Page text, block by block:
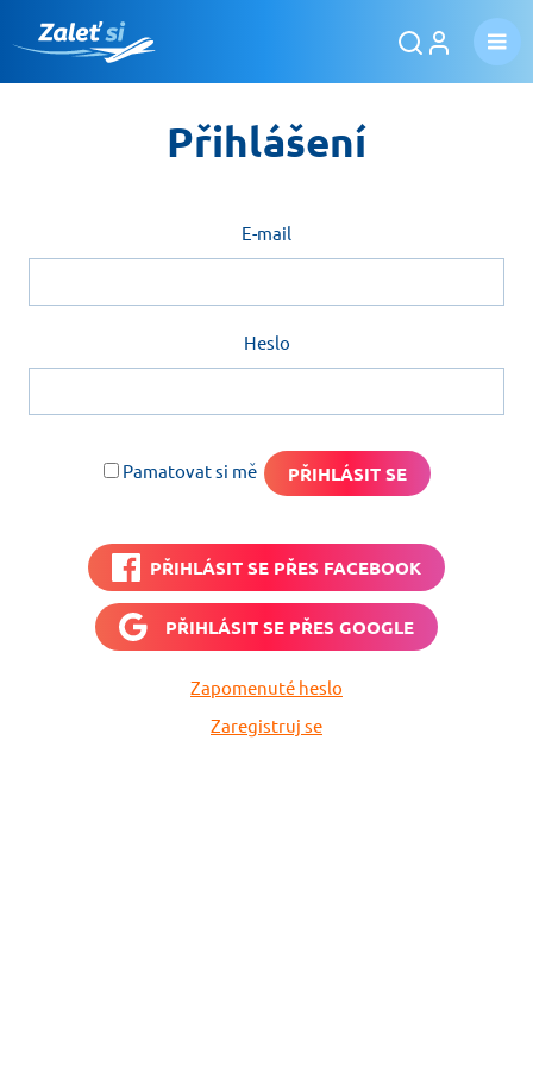
Přihlášení
E-mail
Heslo
Pamatovat si mě
PŘIHLÁSIT SE PŘES FACEBOOK
PŘIHLÁSIT SE PŘES GOOGLE
Zapomenuté heslo
Zaregistruj se